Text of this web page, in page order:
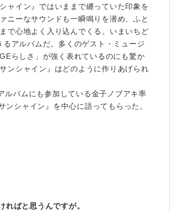
ャイン』ではいままで纏っていた印象を
ニーなサウンドも一瞬鳴りを潜め、ふと
で心地よく入り込んでくる。いまいちど
アルバムだ。多くのゲスト・ミュージ
らしさ」が強く表れているのにも驚か
ンシャイン』はどのように作りあげられ
バムにも参加している金子ノブアキ率
シャイン』を中心に語ってもらった。
ばと思うんですが。